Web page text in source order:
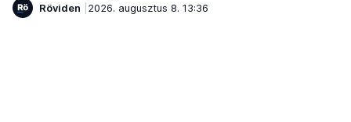
Röviden
2026. augusztus 8. 13:36